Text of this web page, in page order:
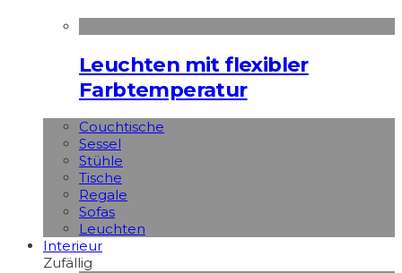
Leuchten mit flexibler
Farbtemperatur
Couchtische
Sessel
Stühle
Tische
Regale
Sofas
Leuchten
Interieur
Zufällig